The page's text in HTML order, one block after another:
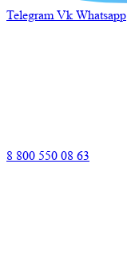
Telegram Vk Whatsapp
8 800 550 08 63